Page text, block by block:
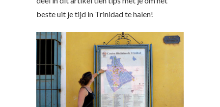
beste uit je tijd in Trinidad te halen!